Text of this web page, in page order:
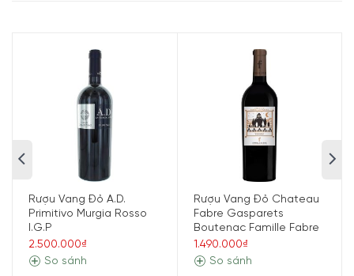
Điểm nổi bật của rượu Vang Italia
Castelnuovo Del Garda Vino Rosso Sweet
Rượu Vang Đỏ Vino Rosso được sản xuất bởi công ty
Cantina Veronese del Garda – được thành lập vào tháng
4 năm 1958 với 11 nhà máy sản xuất rượu địa phương. Hiện
có hơn 200 đối tác liên kết với Cantina Castelnuovo del
vườn nho. Công ty rất cam kết với nghề trồng nho bền
vững.
Rượu Vang Đỏ A.D.
Primitivo Murgia Rosso
I.G.P
2.500.000₫
So sánh
Rượu Vang Đỏ Chateau
Fabre Gasparets
Boutenac Famille Fabre
1.490.000₫
So sánh